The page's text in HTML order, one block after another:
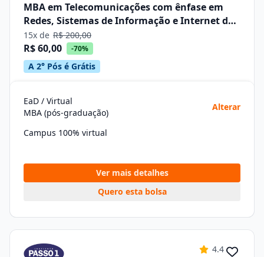
MBA em Telecomunicações com ênfase em
Redes, Sistemas de Informação e Internet das
Coisas –iot
15x de R$ 200,00
R$ 60,00 -70%
A 2° Pós é Grátis
EaD / Virtual
MBA (pós-graduação)
Alterar
Campus 100% virtual
Ver mais detalhes
Quero esta bolsa
4.4